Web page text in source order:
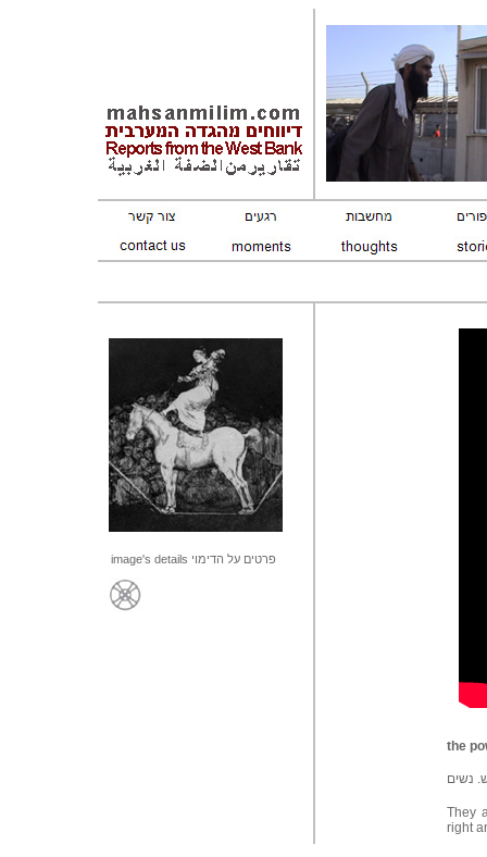
פרטים על הדימוי image's details
the
נשים
They
right